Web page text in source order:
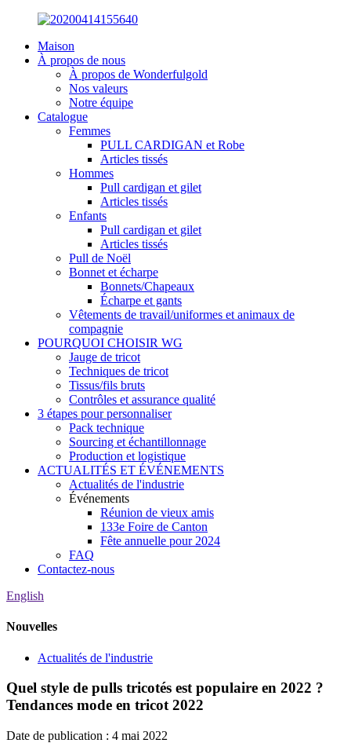
Maison
À propos de nous
À propos de Wonderfulgold
Nos valeurs
Notre équipe
Catalogue
Femmes
PULL CARDIGAN et Robe
Articles tissés
Hommes
Pull cardigan et gilet
Articles tissés
Enfants
Pull cardigan et gilet
Articles tissés
Pull de Noël
Bonnet et écharpe
Bonnets/Chapeaux
Écharpe et gants
Vêtements de travail/uniformes et animaux de
compagnie
POURQUOI CHOISIR WG
Jauge de tricot
Techniques de tricot
Tissus/fils bruts
Contrôles et assurance qualité
3 étapes pour personnaliser
Pack technique
Sourcing et échantillonnage
Production et logistique
ACTUALITÉS ET ÉVÉNEMENTS
Actualités de l'industrie
Événements
Réunion de vieux amis
133e Foire de Canton
Fête annuelle pour 2024
FAQ
Contactez-nous
English
Nouvelles
Actualités de l'industrie
Quel style de pulls tricotés est populaire en 2022 ?
Tendances mode en tricot 2022
Date de publication : 4 mai 2022